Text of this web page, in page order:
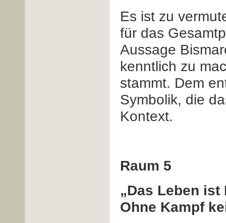
Es ist zu
für das
Aussage
kenntlich zu
stammt. Dem
Symbolik, die
Kontext.
Raum 5
„Das Leben
Ohne Kampf